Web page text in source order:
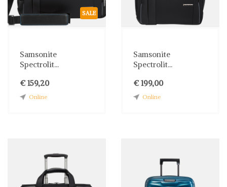
SALE
Samsonite
Spectrolit...
€ 159,20
Online
Samsonite
Spectrolit...
€ 199,00
Online